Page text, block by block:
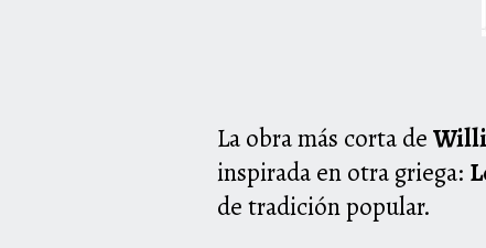
La obra más corta de
inspirada en otra griega:
de tradición popular.